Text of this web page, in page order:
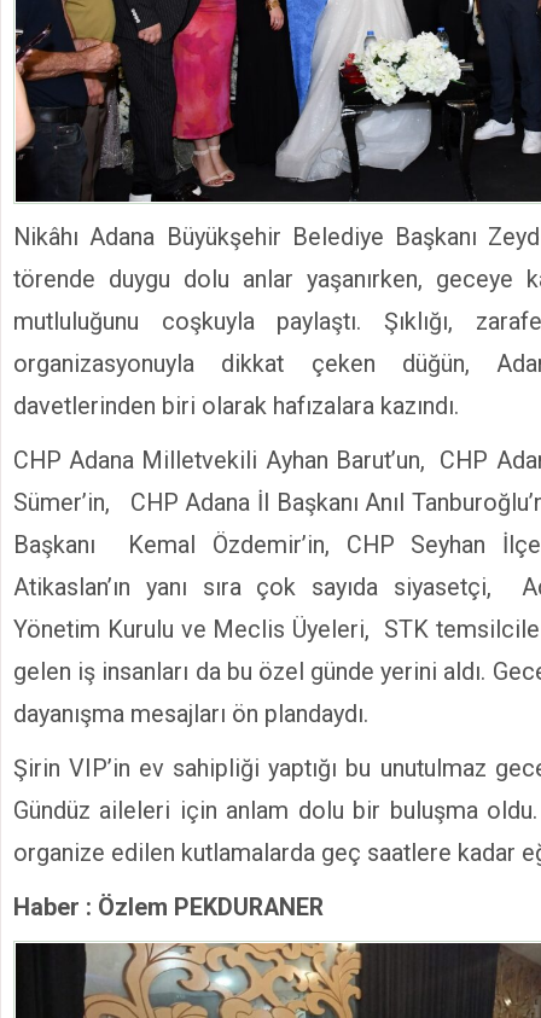
Nikâhı Adana Büyükşehir Belediye Başkanı
törende duygu dolu anlar yaşanırken, geceye
mutluluğunu coşkuyla paylaştı. Şıklığı,
organizasyonuyla dikkat çeken düğün,
davetlerinden biri olarak hafızalara kazındı.
CHP Adana Milletvekili Ayhan Barut’un, CHP
Sümer’in, CHP Adana İl Başkanı Anıl
Başkanı Kemal Özdemir’in, CHP Seyhan
Atikaslan’ın yanı sıra çok sayıda siyasetçi,
Yönetim Kurulu ve Meclis Üyeleri, STK
gelen iş insanları da bu özel günde yerini aldı.
dayanışma mesajları ön plandaydı.
Şirin VIP’in ev sahipliği yaptığı bu unutulmaz
Gündüz aileleri için anlam dolu bir buluşma
organize edilen kutlamalarda geç saatlere kadar
Haber : Özlem PEKDURANER